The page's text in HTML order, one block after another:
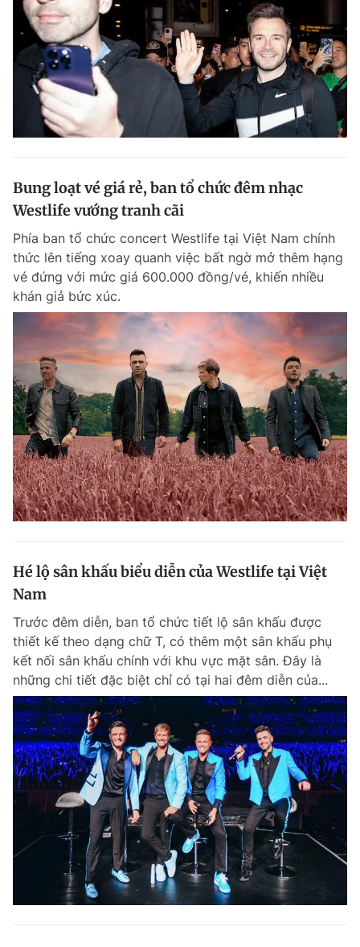
Bung loạt vé giá rẻ, ban tổ chức đêm nhạc
Westlife vướng tranh cãi
Phía ban tổ chức concert Westlife tại Việt Nam chính
thức lên tiếng xoay quanh việc bất ngờ mở thêm hạng
vé đứng với mức giá 600.000 đồng/vé, khiến nhiều
khán giả bức xúc.
Hé lộ sân khấu biểu diễn của Westlife tại Việt
Nam
Trước đêm diễn, ban tổ chức tiết lộ sân khấu được
thiết kế theo dạng chữ T, có thêm một sân khấu phụ
kết nối sân khấu chính với khu vực mặt sân. Đây là
những chi tiết đặc biệt chỉ có tại hai đêm diễn của...